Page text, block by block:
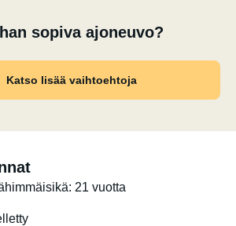
tai maasähköllä
sopiva ajoneuvo?
Katso lisää vaihtoehtoja
21 vuotta